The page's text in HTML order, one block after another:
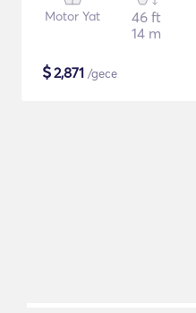
Motor Yat
46 ft
14 m
$2,871 /gece